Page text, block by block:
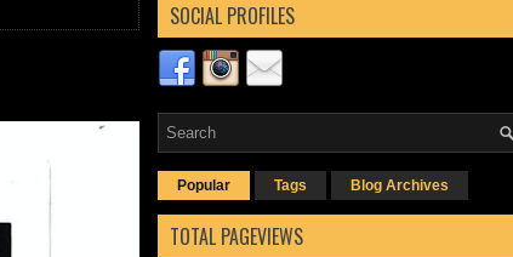
SOCIAL PROFILES
Popular Tags Blog Archives
TOTAL PAGEVIEWS